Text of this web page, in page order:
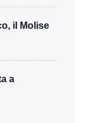
il Molise
a